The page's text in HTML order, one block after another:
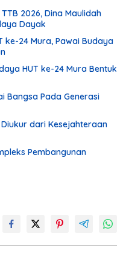
2026, Dina Maulidah
Dayak
ke-24 Mura, Pawai Budaya
HUT ke-24 Mura Bentuk
Bangsa Pada Generasi
dari Kesejahteraan
Pembangunan